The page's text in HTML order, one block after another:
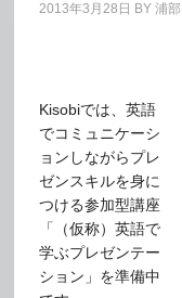
2013年3月28日 BY 浦
Kisobiでは、英語
でコミュニケーシ
ョンしながらプレ
ゼンスキルを身に
つける参加型講座
「（仮称）英語で
学ぶプレゼンテー
ション」を準備中